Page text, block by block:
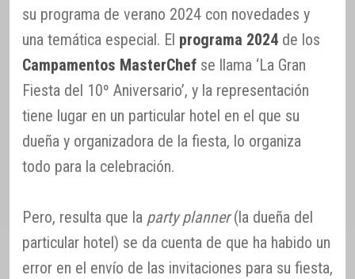
su programa de verano 2024 con novedades y
una temática especial. El programa 2024 de los
Campamentos MasterChef se llama ‘La Gran
Fiesta del 10º Aniversario’, y la representación
tiene lugar en un particular hotel en el que su
dueña y organizadora de la fiesta, lo organiza
todo para la celebración.
Pero, resulta que la party planner(la dueña del
particular hotel) se da cuenta de que ha habido un
error en el envío de las invitaciones para su fiesta,